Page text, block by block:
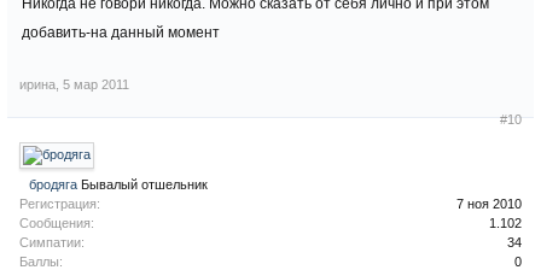
Никогда не говори никогда. Можно сказать от себя лично и при этом
добавить-на данный момент
ирина 5 мар 2011
#10
бродяга Бывалый отшельник
Регистрация:
7 ноя 2010
Сообщения:
1.102
Симпатии:
34
Баллы:
0